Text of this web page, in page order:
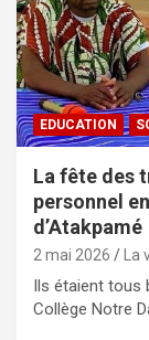
EDUCATION
La fête des
personnel
d’Atakpamé
2 mai 2026 La
Ils étaient
Collège Notre